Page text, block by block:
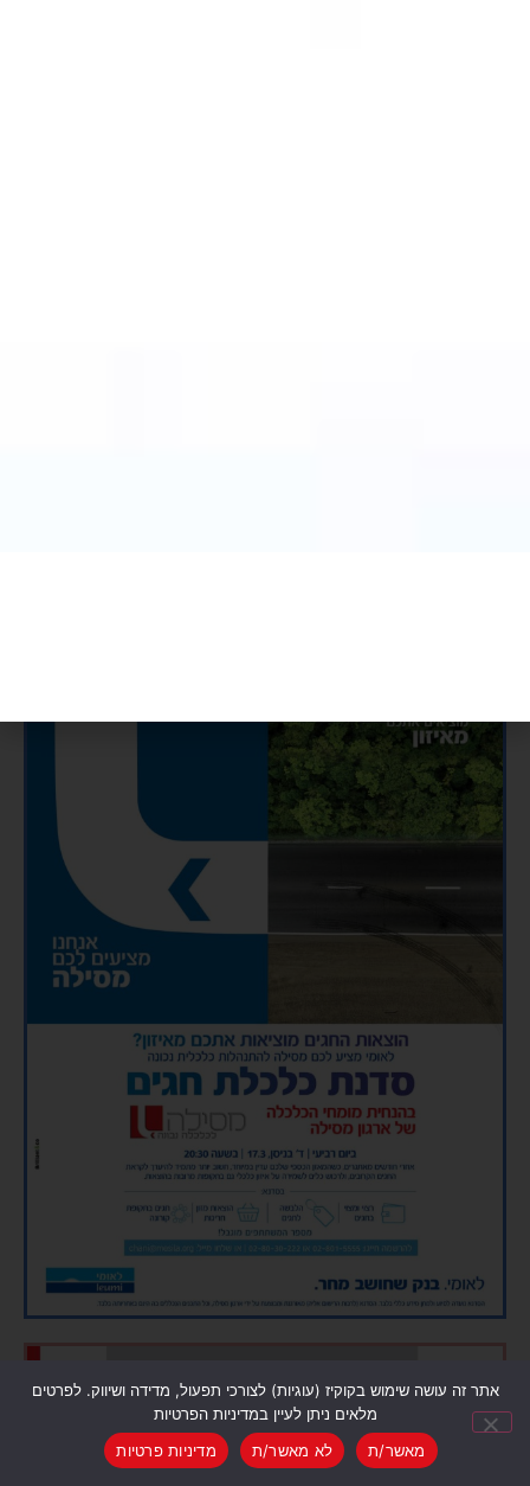
אתר זה עושה שימוש בקוקיז (עוגיות) לצורכי תפעול, מדידה ושיווק. לפרטים
מלאים ניתן לעיין במדיניות הפרטיות
מאשר/ת
לא מאשר/ת מדיניות פרטיות